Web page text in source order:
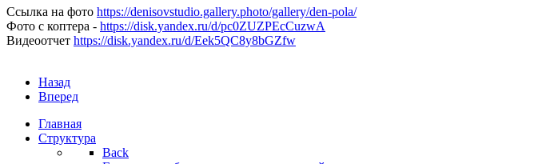
Ссылка на фото https://denisovstudio.gallery.photo/gallery/den-pola/
Фото с коптера - https://disk.yandex.ru/d/pc0ZUZPEcCuzwA
Видеоотчет https://disk.yandex.ru/d/Eek5QC8y8bGZfw
Назад
Вперед
Главная
Структура
Back